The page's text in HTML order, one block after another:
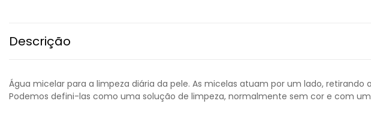
Descrição
Água micelar para a limpeza diária da pele. As micelas atuam por um lado,
Podemos defini-las como uma solução de limpeza, normalmente sem cor e com